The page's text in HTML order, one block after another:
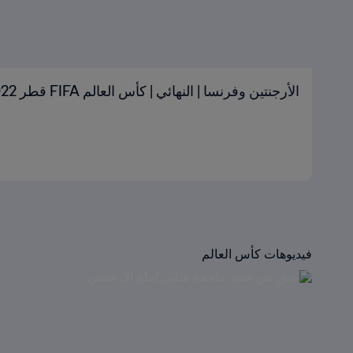
الأرجنتين وفرنسا | النهائي | كأس العالم FIFA قطر 2022™ | الملخص
فيديوهات كأس العالم